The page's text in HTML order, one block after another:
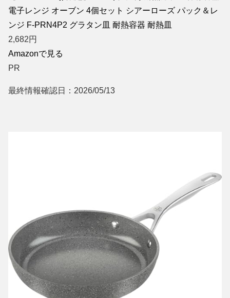
電子レンジ オーブン 4個セット シアーローズ パック＆レ
ンジ F-PRN4P2 グラタン皿 耐熱容器 耐熱皿
2,682円
Amazonで見る
PR
最終情報確認日：2026/05/13